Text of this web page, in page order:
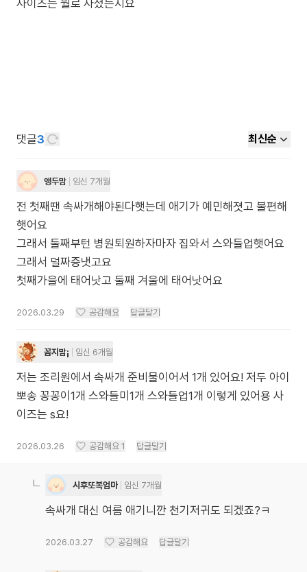
사이즈는 뭘로 사셨는지요
댓글3 최신순
앵두맘 임신 7개월
전 첫째땐 속싸개해야된다햇는데 애기가 예민해졋고 불편해
햇어요
그래서 둘째부턴 병원퇴원하자마자 집와서 스와들업햇어요
그래서 덜짜증냇고요
첫째가을에 태어낫고 둘째 겨울에 태어낫어요
2026.03.29 공감해요 답글달기
꼼지맘¡ 임신 6개월
저는 조리원에서 속싸개 준비물이어서 1개 있어요! 저두 아이
뽀송 꽁꽁이1개 스와들미1개 스와들업1개 이렇게 있어용 사
이즈는 s요!
2026.03.26 공감해요 1 답글달기
시후또복엄마 임신 7개월
속싸개 대신 여름 애기니깐 천기저귀도 되겠죠?ㅋ
2026.03.27 공감해요 답글달기